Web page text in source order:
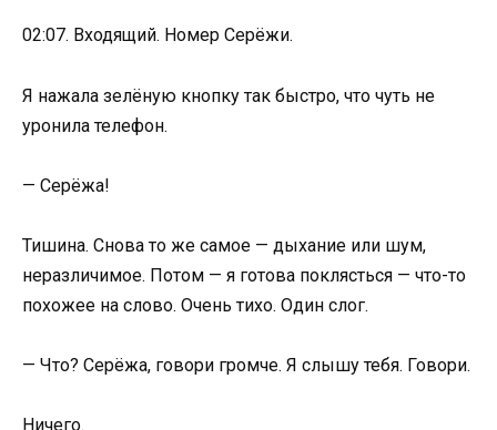
02:07. Входящий. Номер Серёжи.
Я нажала зелёную кнопку так быстро, что чуть не
уронила телефон.
— Серёжа!
Тишина. Снова то же самое — дыхание или шум,
неразличимое. Потом — я готова поклясться — что-то
похожее на слово. Очень тихо. Один слог.
— Что? Серёжа, говори громче. Я слышу тебя. Говори.
Ничего.